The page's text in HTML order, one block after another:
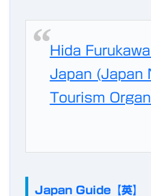
Hida
Japan (Japan
Tourism
Japan Guide【英】